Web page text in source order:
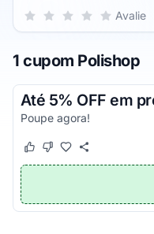
seus comerciais e
principalmente online, é
Sua nota para Polishop,
5 estrelas
4 estrelas
3 estrelas
2 estrelas
1 estrela Avalie
1 cupom Polishop
Até 5% OFF em
Poupe agora!
Este cupom funcionou
Este cupom não